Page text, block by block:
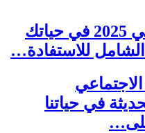
الذكاء الاصطناعي 2025 في حياتك
الشامل للاستفادة…
في حياتنا
على…